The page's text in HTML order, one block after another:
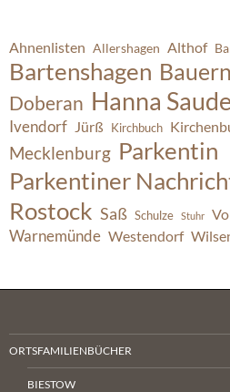
Ahnenlisten Allershagen Althof
Bartenshagen
Doberan Hanna
Ivendorf Jürß Kirchbuch
Mecklenburg Parkentin
Parkentiner
Rostock Saß Schulze Stuhr
Warnemünde Westendorf
ORTSFAMILIENBÜCHER
BIESTOW